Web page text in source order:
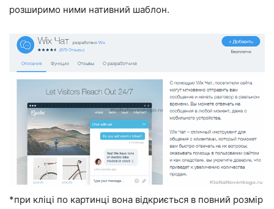
розширимо ними нативний шаблон.
*при кліці по картинці вона відкриється в повний розмір